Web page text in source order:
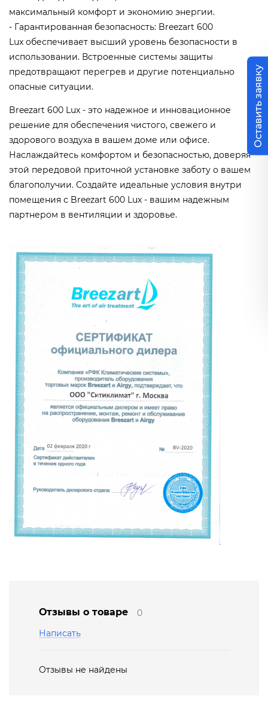
максимальный комфорт и экономию энергии.
- Гарантированная безопасность: Breezart 600
Lux обеспечивает высший уровень безопасности в
использовании. Встроенные системы защиты
предотвращают перегрев и другие потенциально
опасные ситуации.
Breezart 600 Lux - это надежное и инновационное
решение для обеспечения чистого, свежего и
здорового воздуха в вашем доме или офисе.
Наслаждайтесь комфортом и безопасностью, доверяя
этой передовой приточной установке заботу о вашем
благополучии. Создайте идеальные условия внутри
помещения с Breezart 600 Lux - вашим надежным
партнером в вентиляции и здоровье.
Отзывы о товаре
0
Написать
Отзывы не найдены
Оставить заявку